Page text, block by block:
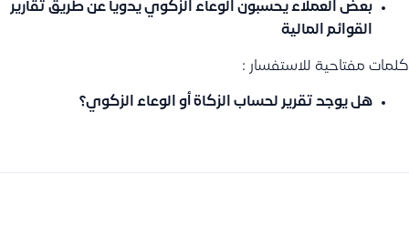
بعض العملاء يحسبون الوعاء الزكوي يدوياً عن طريق تقارير
القوائم المالية
كلمات مفتاحية للاستفسار :
هل يوجد تقرير لحساب الزكاة أو الوعاء الزكوي؟